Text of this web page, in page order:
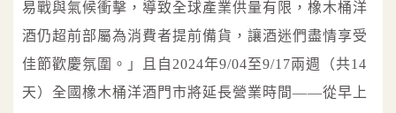
易戰與氣候衝擊，導致全球產業供量有限，橡木桶洋
酒仍超前部屬為消費者提前備貨，讓酒迷們盡情享受
佳節歡慶氛圍。」且自2024年9/04至9/17兩週（共14
天）全國橡木桶洋酒門市將延長營業時間——從早上